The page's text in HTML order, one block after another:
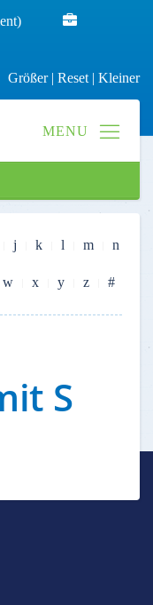
Größer| Reset | Kleiner
j k l m n
w x y z #
S